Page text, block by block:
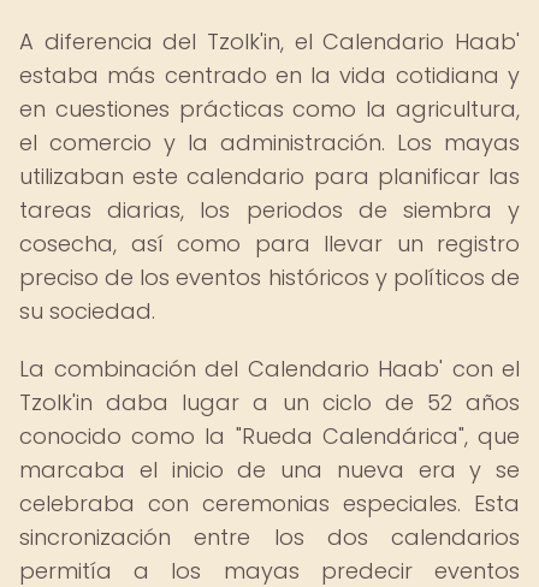
A diferencia del Tzolk'in, el Calendario Haab'
estaba más centrado en la vida cotidiana y
en cuestiones prácticas como la agricultura,
el comercio y la administración. Los mayas
utilizaban este calendario para planificar las
tareas diarias, los periodos de siembra y
cosecha, así como para llevar un registro
preciso de los eventos históricos y políticos de
su sociedad.
La combinación del Calendario Haab' con el
Tzolk'in daba lugar a un ciclo de 52 años
conocido como la "Rueda Calendárica", que
marcaba el inicio de una nueva era y se
celebraba con ceremonias especiales. Esta
sincronización entre los dos calendarios
permitía a los mayas predecir eventos